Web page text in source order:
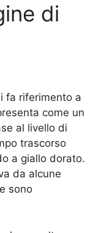
di
fa riferimento a
come un
al livello di
trascorso
a giallo dorato.
da alcune
sono